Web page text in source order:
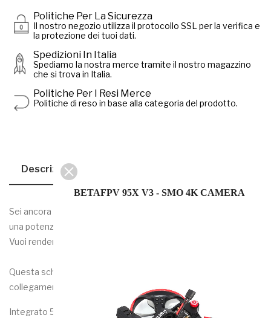
Politiche Per La Sicurezza
Il nostro negozio utilizza il protocollo SSL per la verifica e
la protezione dei tuoi dati.
Spedizioni In Italia
Spediamo la nostra merce tramite il nostro magazzino
che si trova in Italia.
Politiche Per I Resi Merce
Politiche di reso in base alla categoria del prodotto.
Descrizione
Sei ancora preoccupato che la GoPro nuda si spenga a causa di
una potenza non solida?
Vuoi rendere la tua GoPro nuda super pulita e leggera?
Questa scheda BEC potrebbe aiutarti la tua problematica di
collegamento gopro / drone.
Integrato 5V @ 2A BEC, pulsanti e LED GoPro di serie,
BETAFPV 95X V3 - SMO 4K CAMERA